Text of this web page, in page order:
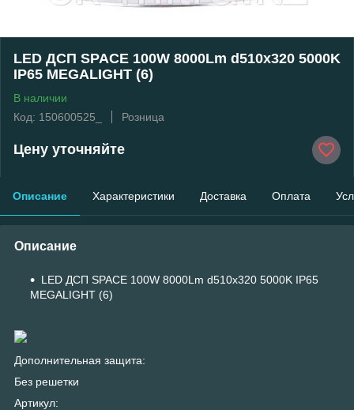
LED ДСП SPACE 100W 8000Lm d510x320 5000K
IP65 MEGALIGHT (6)
В наличии
Код: 150600525_
Розница
Цену уточняйте
Описание Характеристики Доставка Оплата
Описание
LED ДСП SPACE 100W 8000Lm d510x320 5000K IP65
MEGALIGHT (6)
Дополнительная защита:
Без решетки
Артикул: